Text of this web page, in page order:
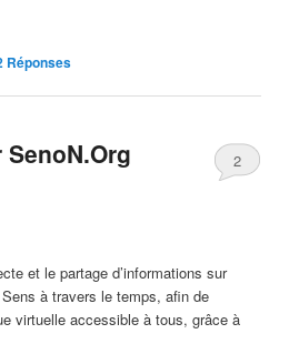
Réponses
2
et le partage d’informations sur
Sens à travers le temps, afin de
virtuelle accessible à tous, grâce à